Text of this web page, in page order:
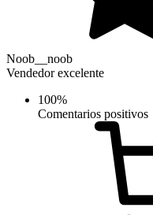
Noob__noob
Vendedor excelente
100%
Comentarios positivos